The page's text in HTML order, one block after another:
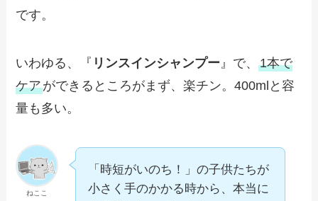
です。
いわゆる、『 リンスインシャンプー 』で、1本で
ケアができるところがまず、楽チン。400mlと容
量も多い。
ねここ
「時短がいのち！」の子供たちが
小さく手のかかる時から、本当に